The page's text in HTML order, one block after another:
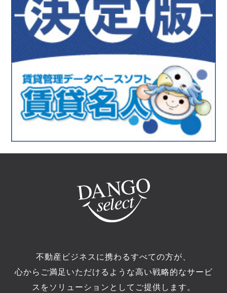
不動産ビジネスに携わるすべての方が、
心からご満足いただけるような高い戦略的なサービ
スをソリューションとしてご提供します。